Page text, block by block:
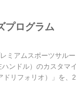
プログラム
ミアムスポーツサル
ンドル）のカスタマ
リフォリオ）」を、
にて開始した。